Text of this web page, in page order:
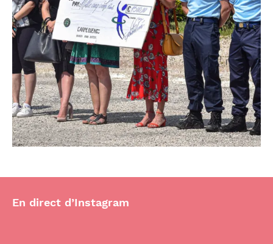
En direct d’Instagram